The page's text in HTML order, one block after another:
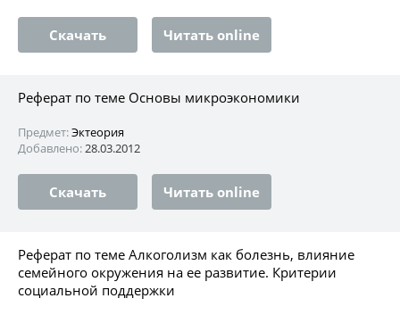
Скачать Читать online
Реферат по теме Основы микроэкономики
Предмет:Эктеория
Добавлено:28.03.2012
Скачать Читать online
Реферат по теме Алкоголизм как болезнь, влияние
семейного окружения на ее развитие. Критерии
социальной поддержки